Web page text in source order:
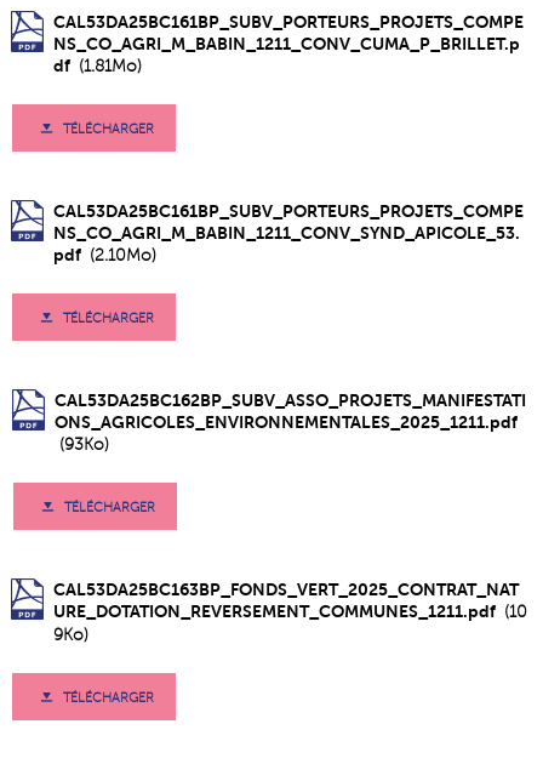
CAL53DA25BC161BP_SUBV_PORTEURS_PROJETS_COMPE
NS_CO_AGRI_M_BABIN_1211_CONV_CUMA_P_BRILLET.p
df (1.81Mo)
TÉLÉCHARGER
CAL53DA25BC161BP_SUBV_PORTEURS_PROJETS_COMPE
NS_CO_AGRI_M_BABIN_1211_CONV_SYND_APICOLE_53.
pdf (2.10Mo)
TÉLÉCHARGER
CAL53DA25BC162BP_SUBV_ASSO_PROJETS_MANIFESTATI
ONS_AGRICOLES_ENVIRONNEMENTALES_2025_1211.pdf
(93Ko)
TÉLÉCHARGER
CAL53DA25BC163BP_FONDS_VERT_2025_CONTRAT_NAT
URE_DOTATION_REVERSEMENT_COMMUNES_1211.pdf (10
9Ko)
TÉLÉCHARGER